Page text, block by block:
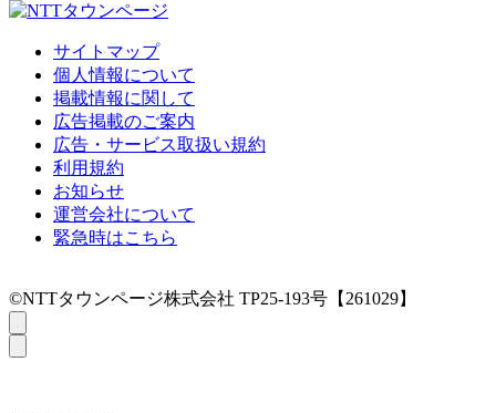
サイトマップ
個人情報について
掲載情報に関して
広告掲載のご案内
広告・サービス取扱い規約
利用規約
お知らせ
運営会社について
緊急時はこちら
©NTTタウンページ株式会社 TP25-193号【261029】